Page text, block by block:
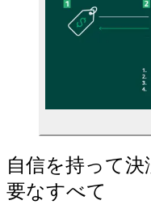
自信を持って
要なすべて